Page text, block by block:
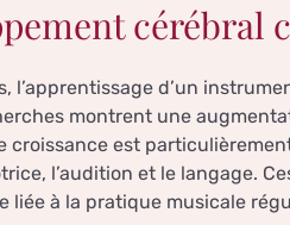
cérébral
l’apprentissage d’un
montrent une
croissance est
l’audition et le langage.
liée à la pratique musicale